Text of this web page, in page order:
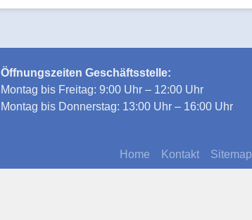
Öffnungszeiten Geschäftsstelle:
Montag bis Freitag: 9:00 Uhr – 12:00 Uhr
Montag bis Donnerstag: 13:00 Uhr – 16:00 Uhr
Home Kontakt Sitemap